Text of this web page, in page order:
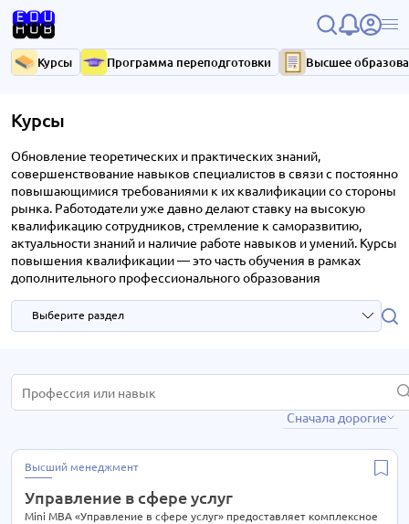
Курсы Программа переподготовки Высшее
Курсы
Обновление теоретических и практических знаний,
совершенствование навыков специалистов в связи с постоянно
повышающимися требованиями к их квалификации со стороны
рынка. Работодатели уже давно делают ставку на высокую
квалификацию сотрудников, стремление к саморазвитию,
актуальности знаний и наличие работе навыков и умений. Курсы
повышения квалификации — это часть обучения в рамках
дополнительного профессионального образования
Выберите раздел
HR и управление персоналом 2 курса
37 курсов
Маркетинг 2 курса
Управление продажами
Сначала дорогие
Высший менеджмент
Управление в сфере услуг
Mini MBA «Управление в сфере услуг» предоставляет комплексное